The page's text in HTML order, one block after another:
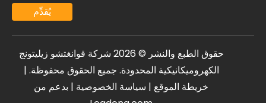
يُقدِّم
حقوق الطبع والنشر © 2026 شركة قوانغتشو زيليتونج
الكهروميكانيكية المحدودة. جميع الحقوق محفوظة. |
خريطة الموقع | سياسة الخصوصية | بدعم من